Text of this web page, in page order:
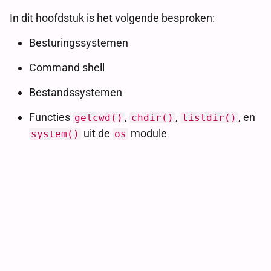
In dit hoofdstuk is het volgende besproken:
Besturingssystemen
Command shell
Bestandssystemen
Functies getcwd() , chdir() , listdir() , en
system() uit de os module